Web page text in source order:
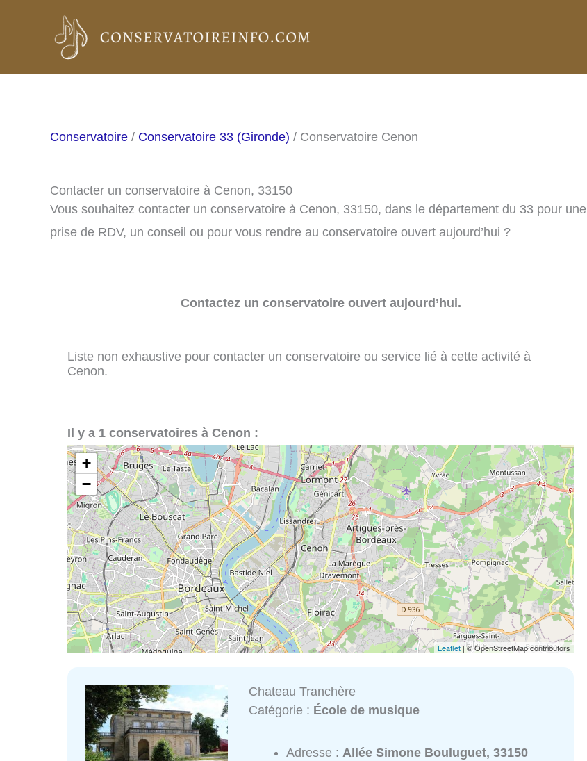
Conservatoire / Conservatoire 33 (Gironde) / Conservatoire Cenon
Contacter un conservatoire à Cenon, 33150
Vous souhaitez contacter un conservatoire à Cenon, 33150, dans le département du 33 pour une
prise de RDV, un conseil ou pour vous rendre au conservatoire ouvert aujourd’hui ?
Contactez un conservatoire ouvert aujourd’hui.
Liste non exhaustive pour contacter un conservatoire ou service lié à cette activité à
Cenon.
Il y a 1 conservatoires à Cenon :
+
−
Leaflet | © OpenStreetMap contributors
Chateau Tranchère
Catégorie : École de musique
Adresse :Allée Simone Bouluguet, 33150